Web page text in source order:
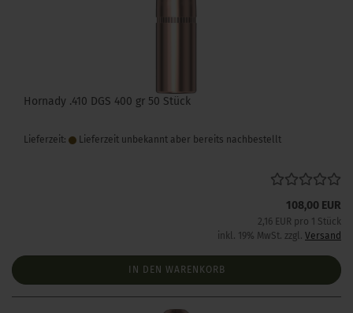
Hornady .410 DGS 400 gr 50 Stück
Lieferzeit: Lieferzeit unbekannt aber bereits nachbestellt
108,00 EUR
2,16 EUR pro 1 Stück
inkl. 19% MwSt. zzgl. Versand
IN DEN WARENKORB